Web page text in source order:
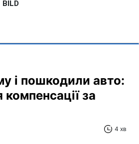
і пошкодили авто:
за
4 хв